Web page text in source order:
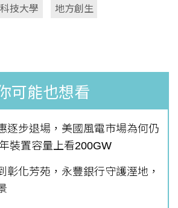
技大學 地方創生
可能也想看
逐步退場，美國風電市場為何仍
裝置容量上看200GW
彰化芳苑，永豐銀行守護溼地，